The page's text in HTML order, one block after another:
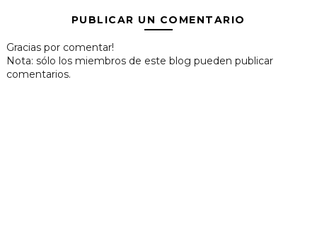
PUBLICAR UN COMENTARIO
Gracias por comentar!
Nota: sólo los miembros de este blog pueden publicar
comentarios.